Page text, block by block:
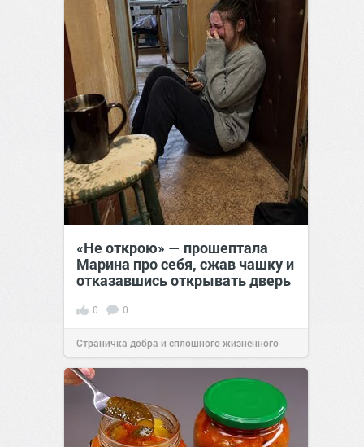
«Не открою» — прошептала
Марина про себя, сжав чашку и
отказавшись открывать дверь
0 0
Страничка добра и сплошного жизненного
позитива!22:3825 июл 2026